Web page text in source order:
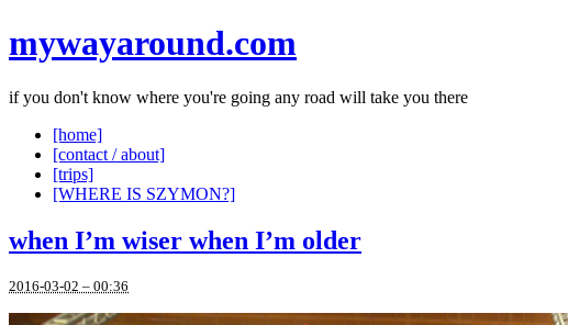
mywayaround.com
if you don't know where you're going any road will take you there
[home]
[contact / about]
[trips]
[WHERE IS SZYMON?]
when I’m wiser when I’m older
2016-03-02 – 00:36